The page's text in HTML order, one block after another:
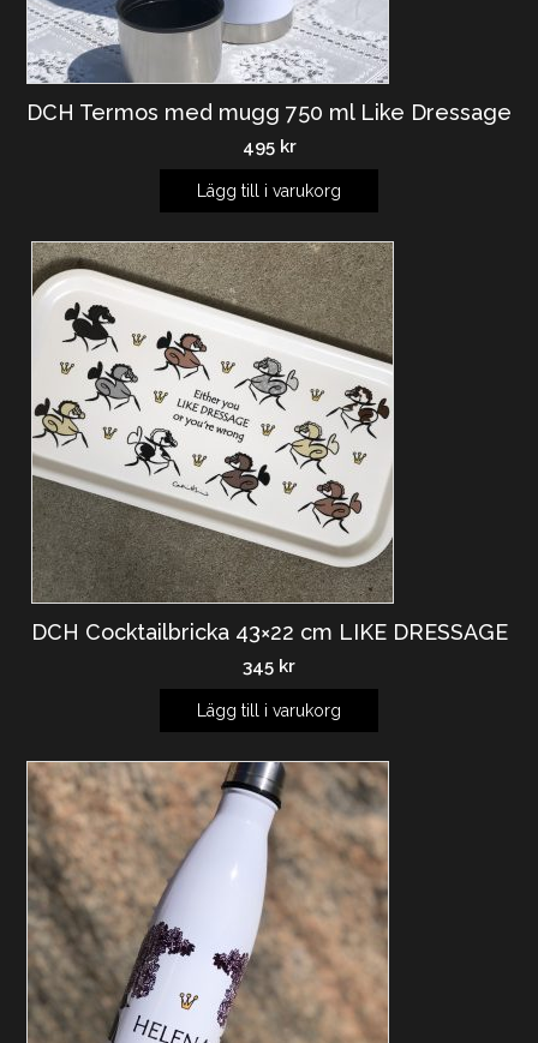
DCH Termos med mugg 750 ml Like Dressage
495 kr
Lägg till i varukorg
DCH Cocktailbricka 43×22 cm LIKE DRESSAGE
345 kr
Lägg till i varukorg